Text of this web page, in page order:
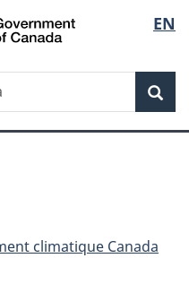
de
la
EN
climatique Canada